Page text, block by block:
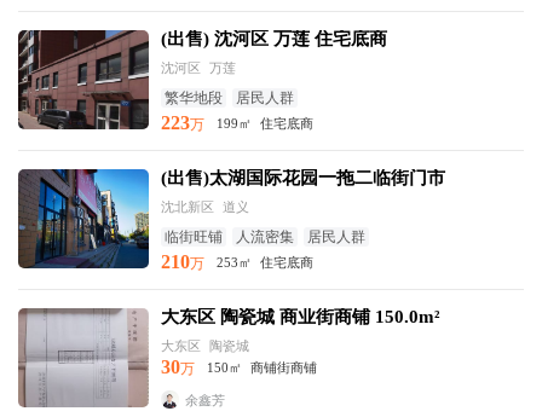
(出售) 沈河区 万莲 住宅底商
沈河区 万莲
繁华地段 居民人群
223万 199㎡ 住宅底商
(出售)太湖国际花园一拖二临街门市
沈北新区 道义
临街旺铺 人流密集 居民人群
210万 253㎡ 住宅底商
大东区 陶瓷城 商业街商铺 150.0m²
大东区 陶瓷城
30万 150㎡ 商铺街商铺
余鑫芳